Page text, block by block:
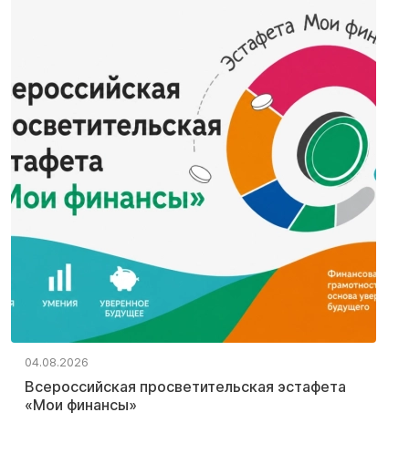
04.08.2026
Всероссийская просветительская эстафета
«Мои финансы»